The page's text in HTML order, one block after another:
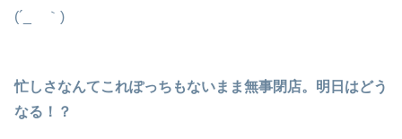
(´_ゝ｀)
忙しさなんてこれぽっちもないまま無事閉店。明日はどう
なる！？